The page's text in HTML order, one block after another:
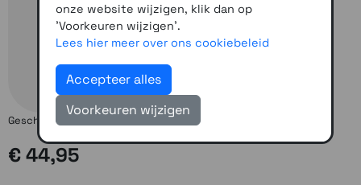
Geschikt voor sturen met een diameter van 22 tot 32 mm.
€ 44,95
onze website wijzigen, klik dan op
'Voorkeuren wijzigen'.
Lees hier meer over ons cookiebeleid
Accepteer alles
Voorkeuren wijzigen